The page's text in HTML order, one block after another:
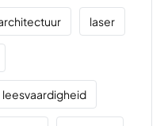
laser
leesvaardigheid